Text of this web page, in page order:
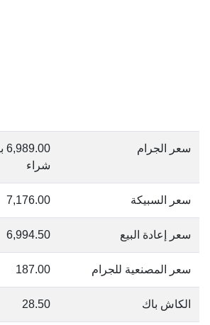
سعر الجرام
شراء
سعر السبيكة 7,176.00
سعر إعادة البيع 6,994.50
سعر المصنعية للجرام 187.00
الكاش باك 28.50